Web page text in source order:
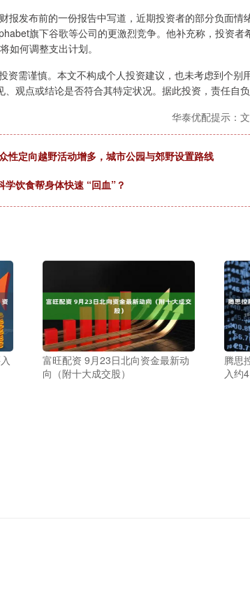
报发布前的一份报告中写道，近期投资者的部分负面情
旗下谷歌等公司的更激烈竞争。他补充称，投资者
如何调整支出计划。
资需谨慎。本文不构成个人投资建议，也未考虑到个别
观点或结论是否符合其特定状况。据此投资，责任自负
华泰优配提示：
性定向越野活动增多，城市公园与郊野设置路线
饮食帮身体快速 “回血”？
富旺配资 9月23日北向资金最新动
向（附十大成交股）
腾思
入约